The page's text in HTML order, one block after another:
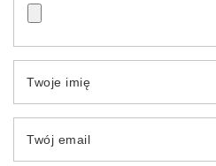
Twoje imię
Twój email